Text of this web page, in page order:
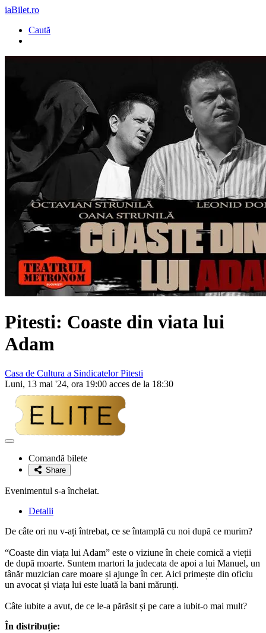
iaBilet.ro
Caută
Pitesti: Coaste din viata lui
Adam
Casa de Cultura a Sindicatelor Pitesti
Luni, 13 mai '24, ora 19:00 acces de la 18:30
Adaugă
favoriteComandă bilete
Share
Evenimentul s-a încheiat.
Detalii
De câte ori nu v-ați întrebat, ce se întamplă cu noi după ce murim?
“Coaste din viața lui Adam” este o viziune în cheie comică a vieții
de după moarte. Suntem martori la judecata de apoi a lui Manuel, un
tânăr muzician care moare și ajunge în cer. Aici primește din oficiu
un avocat și viața lui este luată la bani mărunți.
Câte iubite a avut, de ce le-a părăsit și pe care a iubit-o mai mult?
În distribuție: